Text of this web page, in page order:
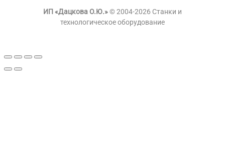
ИП «Дацкова О.Ю.»© 2004-2026 Станки и
технологическое оборудование